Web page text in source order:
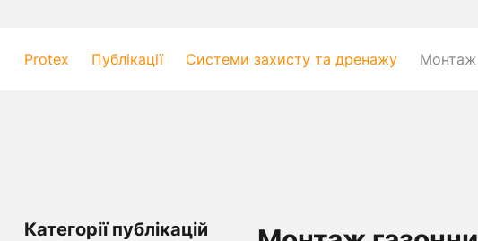
Protex Публікації Системи захисту та дренажу Монтаж
Категорії публікацій